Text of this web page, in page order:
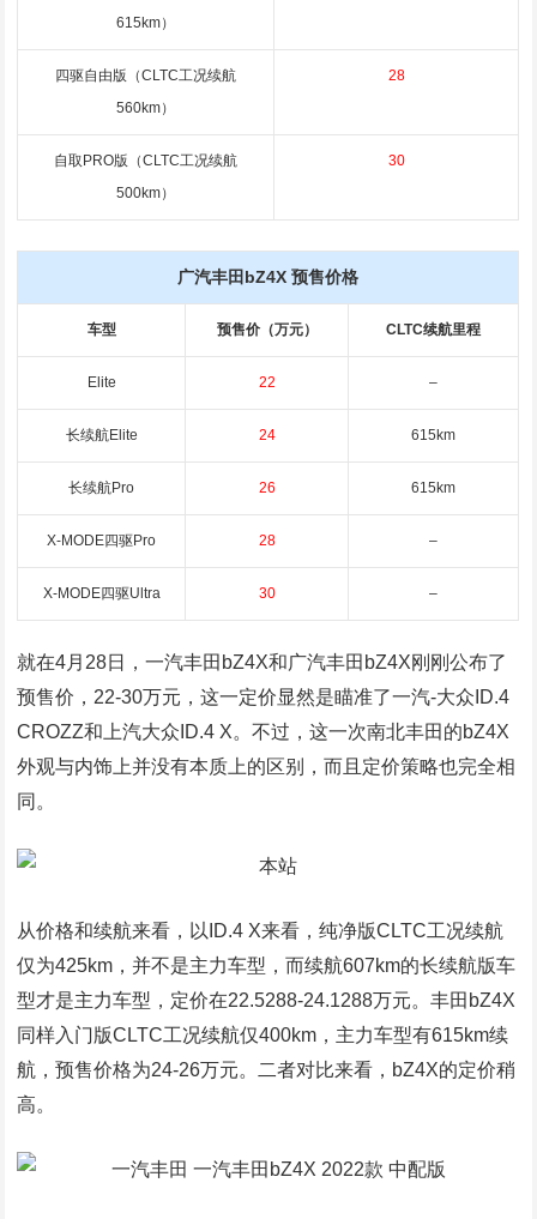
615km）
四驱自由版（CLTC工况续航
560km）
28
自取PRO版（CLTC工况续航
500km）
30
广汽丰田bZ4X 预售价格
车型 预售价（万元） CLTC续航里程
Elite 22 –
长续航Elite 24 615km
长续航Pro 26 615km
X-MODE四驱Pro 28 –
X-MODE四驱Ultra 30 –
就在4月28日，一汽丰田bZ4X和广汽丰田bZ4X刚刚公布了
预售价，22-30万元，这一定价显然是瞄准了一汽-大众ID.4
CROZZ和上汽大众ID.4 X。不过，这一次南北丰田的bZ4X
外观与内饰上并没有本质上的区别，而且定价策略也完全相
同。
从价格和续航来看，以ID.4 X来看，纯净版CLTC工况续航
仅为425km，并不是主力车型，而续航607km的长续航版车
型才是主力车型，定价在22.5288-24.1288万元。丰田bZ4X
同样入门版CLTC工况续航仅400km，主力车型有615km续
航，预售价格为24-26万元。二者对比来看，bZ4X的定价稍
高。